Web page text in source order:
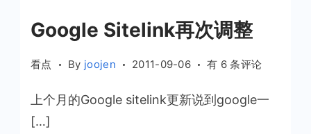
Google Sitelink再次调整
看点 By joojen 2011-09-06
Google
再
有 6 条评论
上个月的Google sitelink更新说到google一
[…]